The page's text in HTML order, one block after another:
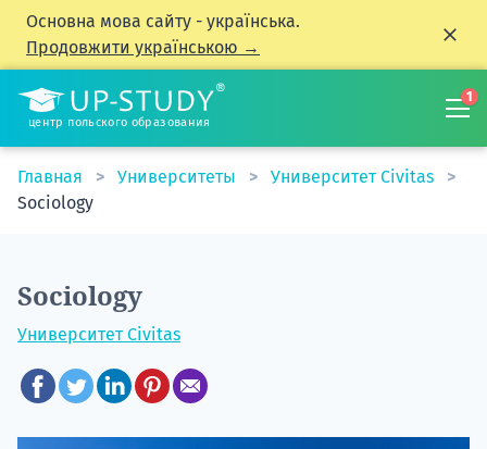
Основна мова сайту - українська.
Продовжити українською →
центр польского образования
1
Главная Университеты
Университет Civitas
Sociology
Sociology
Университет Civitas